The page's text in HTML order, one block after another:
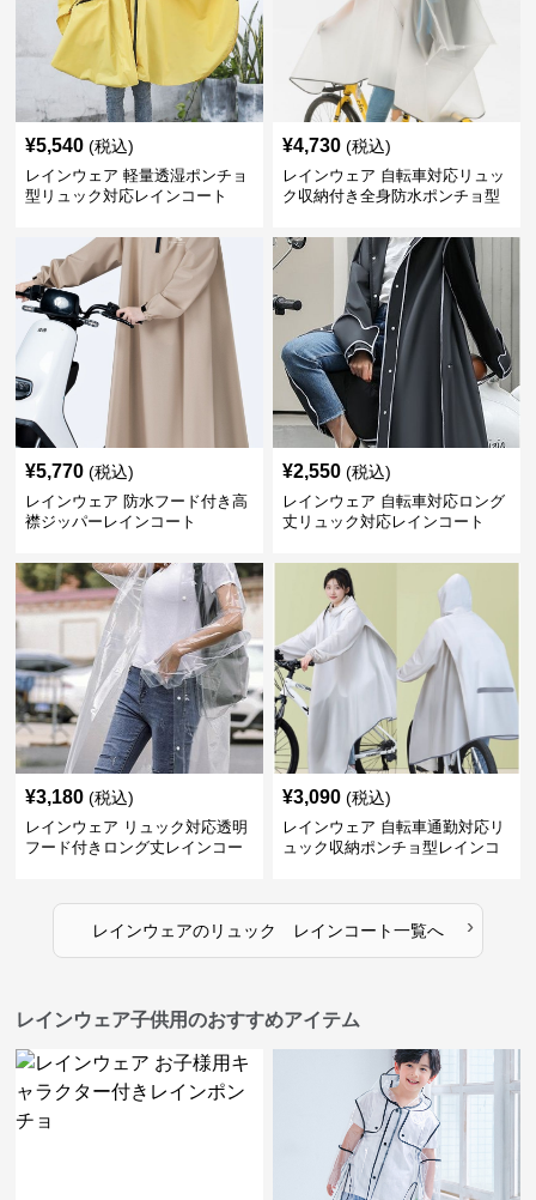
¥5,540 (税込)
レインウェア 軽量透湿ポンチョ
型リュック対応レインコート
¥4,730 (税込)
レインウェア 自転車対応リュッ
ク収納付き全身防水ポンチョ型
¥5,770 (税込)
レインウェア 防水フード付き高
襟ジッパーレインコート
¥2,550 (税込)
レインウェア 自転車対応ロング
丈リュック対応レインコート
¥3,180 (税込)
レインウェア リュック対応透明
フード付きロング丈レインコー
¥3,090 (税込)
レインウェア 自転車通勤対応リ
ュック収納ポンチョ型レインコ
レインウェアのリュック レインコート一覧へ ›
レインウェア子供用のおすすめアイテム